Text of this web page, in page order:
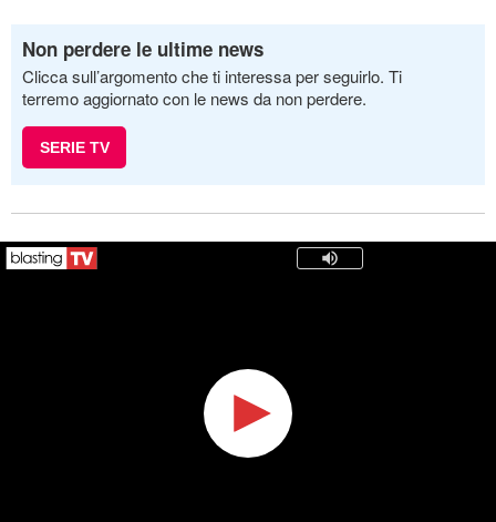
Non perdere le ultime news
Clicca sull’argomento che ti interessa per seguirlo. Ti
terremo aggiornato con le news da non perdere.
SERIE TV